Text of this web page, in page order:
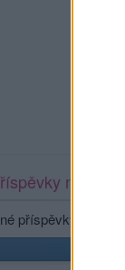
na mé zdi
příspěvky